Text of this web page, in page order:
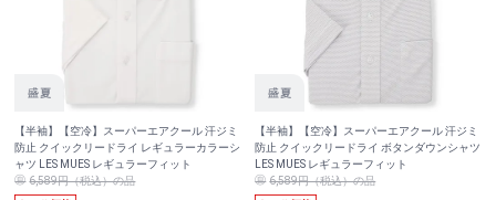
【半袖】【空冷】スーパーエアクール 汗ジミ
防止 クイックリードライ レギュラーカラーシ
ャツ LES MUES レギュラーフィット
6,589円（税込）の品
【半袖】【空冷】スーパーエアクール 汗ジミ
防止 クイックリードライ ボタンダウンシャツ
LES MUES レギュラーフィット
6,589円（税込）の品